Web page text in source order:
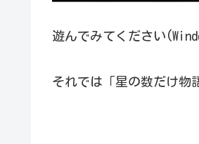
遊んでみてください
それでは「星の数だけ物